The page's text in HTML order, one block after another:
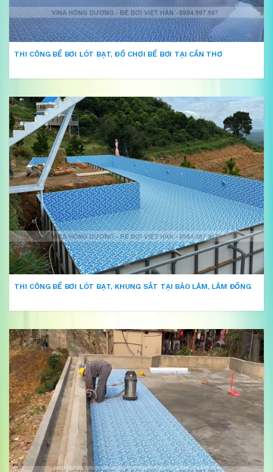
THI CÔNG BỂ BƠI LÓT BẠT, ĐỒ CHƠI BỂ BƠI TẠI CẦN THƠ
THI CÔNG BỂ BƠI LÓT BẠT, KHUNG SẮT TẠI BẢO LÂM, LÂM ĐỒNG